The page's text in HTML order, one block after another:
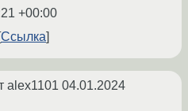
+00:00
Ссылка
alex1101 04.01.2024